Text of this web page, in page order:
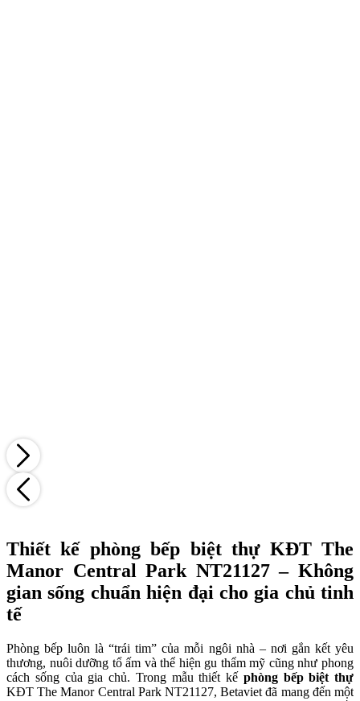
Thiết kế phòng bếp biệt thự KĐT The
Manor Central Park NT21127 – Không
gian sống chuẩn hiện đại cho gia chủ tinh
tế
Phòng bếp luôn là “trái tim” của mỗi ngôi nhà – nơi gắn kết yêu
thương, nuôi dưỡng tổ ấm và thể hiện gu thẩm mỹ cũng như phong
cách sống của gia chủ. Trong mẫu thiết kế phòng bếp biệt thự
KĐT The Manor Central Park NT21127, Betaviet đã mang đến một